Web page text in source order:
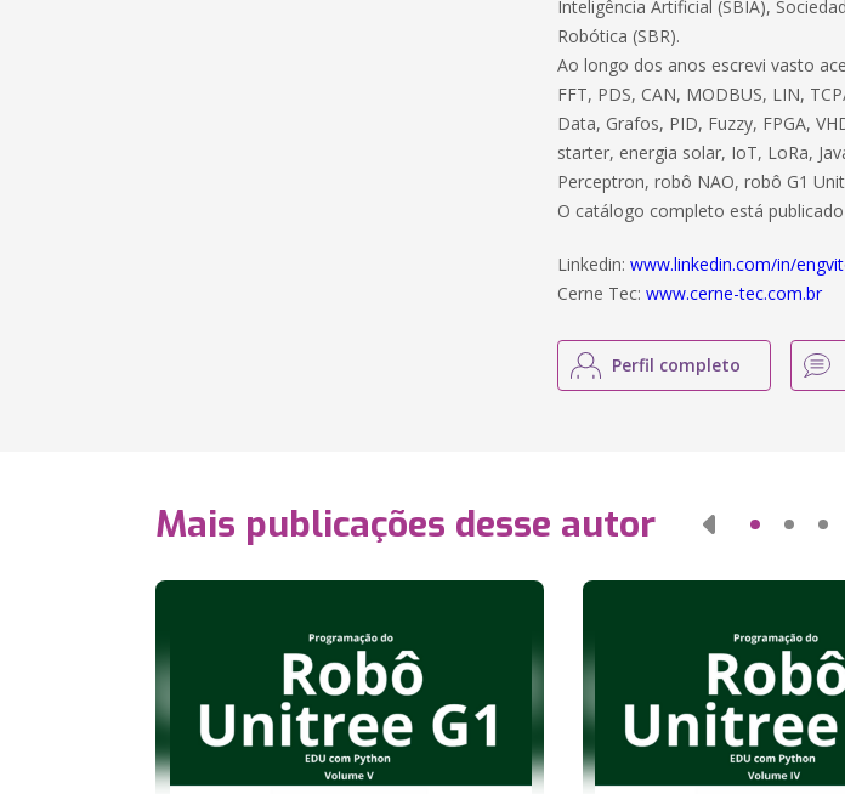
Inteligência Artificial (SBIA),
Robótica (SBR).
Ao longo dos anos escrevi vasto
FFT, PDS, CAN, MODBUS, LIN,
Data, Grafos, PID, Fuzzy, FPGA,
starter, energia solar, IoT, LoRa,
Perceptron, robô NAO, robô G1
O catálogo completo está
Linkedin:www.linkedin.com/in/
Cerne Tec:www.cerne-tec.com.br
Perfil completo
Mais publicações desse autor